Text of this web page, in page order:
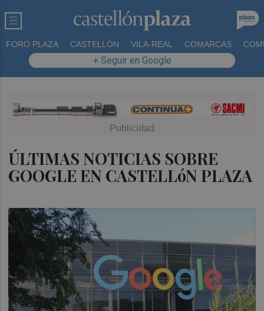
FORO PLAZA CASTELLÓN VILA-REAL COMARCAS
+ Seguir en Google
ÚLTIMAS NOTICIAS SOBRE
GOOGLE EN CASTELLóN PLAZA